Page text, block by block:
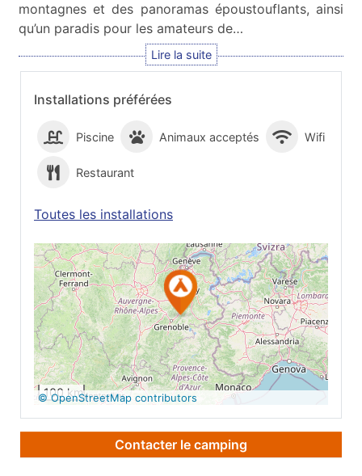
Installations préférées
Piscine Animaux acceptés Wifi
Restaurant
Toutes les installations
Voir sur Google
Maps
100 km
© OpenStreetMap contributors
Contacter le camping
montagnes et des panoramas époustouflants, ainsi
qu’un paradis pour les amateurs de…